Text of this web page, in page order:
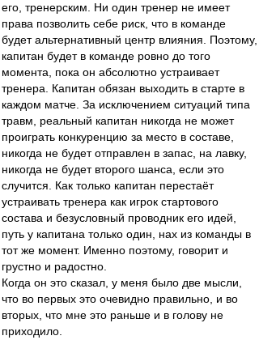
его, тренерским. Ни один тренер не имеет
права позволить себе риск, что в команде
будет альтернативный центр влияния. Поэтому,
капитан будет в команде ровно до того
момента, пока он абсолютно устраивает
тренера. Капитан обязан выходить в старте в
каждом матче. За исключением ситуаций типа
травм, реальный капитан никогда не может
проиграть конкуренцию за место в составе,
никогда не будет отправлен в запас, на лавку,
никогда не будет второго шанса, если это
случится. Как только капитан перестаёт
устраивать тренера как игрок стартового
состава и безусловный проводник его идей,
путь у капитана только один, нах из команды в
тот же момент. Именно поэтому, говорит и
грустно и радостно.
Когда он это сказал, у меня было две мысли,
что во первых это очевидно правильно, и во
вторых, что мне это раньше и в голову не
приходило.